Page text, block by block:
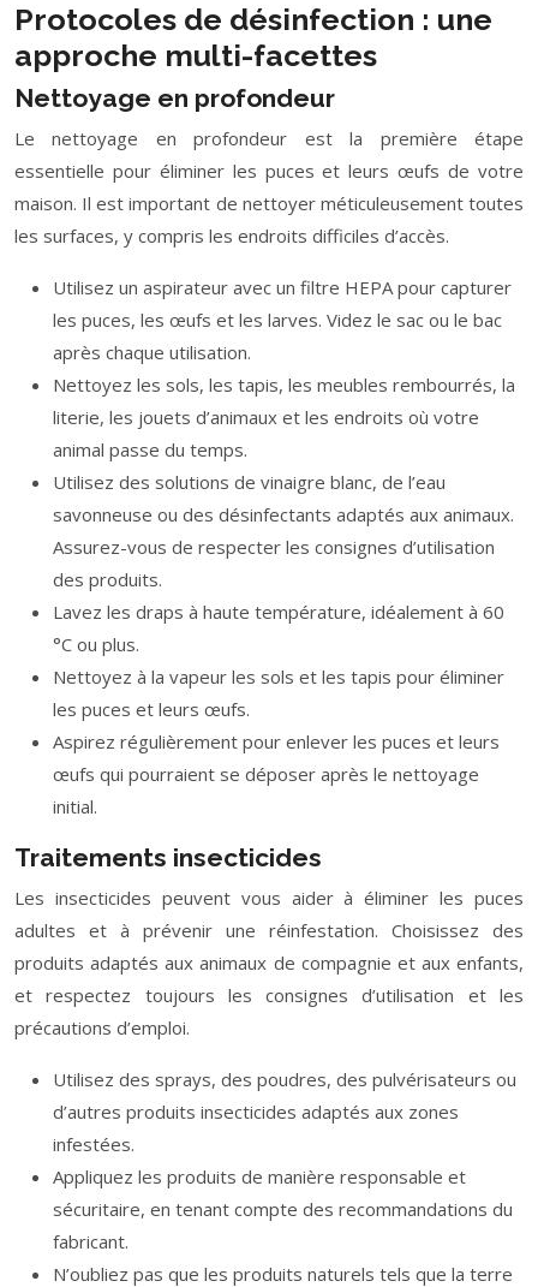
Protocoles de désinfection : une
approche multi-facettes
Nettoyage en profondeur
Le nettoyage en profondeur est la première étape
essentielle pour éliminer les puces et leurs œufs de votre
maison. Il est important de nettoyer méticuleusement toutes
les surfaces, y compris les endroits difficiles d’accès.
Utilisez un aspirateur avec un filtre HEPA pour capturer
les puces, les œufs et les larves. Videz le sac ou le bac
après chaque utilisation.
Nettoyez les sols, les tapis, les meubles rembourrés, la
literie, les jouets d’animaux et les endroits où votre
animal passe du temps.
Utilisez des solutions de vinaigre blanc, de l’eau
savonneuse ou des désinfectants adaptés aux animaux.
Assurez-vous de respecter les consignes d’utilisation
des produits.
Lavez les draps à haute température, idéalement à 60
°C ou plus.
Nettoyez à la vapeur les sols et les tapis pour éliminer
les puces et leurs œufs.
Aspirez régulièrement pour enlever les puces et leurs
œufs qui pourraient se déposer après le nettoyage
initial.
Traitements insecticides
Les insecticides peuvent vous aider à éliminer les puces
adultes et à prévenir une réinfestation. Choisissez des
produits adaptés aux animaux de compagnie et aux enfants,
et respectez toujours les consignes d’utilisation et les
précautions d’emploi.
Utilisez des sprays, des poudres, des pulvérisateurs ou
d’autres produits insecticides adaptés aux zones
infestées.
Appliquez les produits de manière responsable et
sécuritaire, en tenant compte des recommandations du
fabricant.
N’oubliez pas que les produits naturels tels que la terre